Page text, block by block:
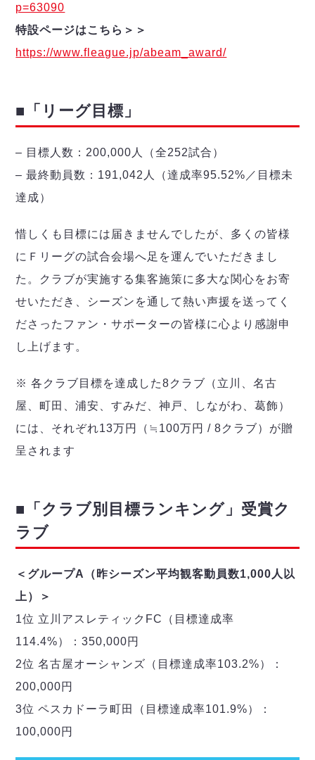
リガーレヴィア葛飾
Y．S．C．C．横浜
ヴィンセドール白山
ポルセイド浜田
ミラクルスマイル新居浜
p=63090
特設ページはこちら＞＞
https://www.fleague.jp/abeam_award/
■「リーグ目標」
– 目標人数：200,000人（全252試合）
– 最終動員数：191,042人（達成率95.52%／目標未
達成）
惜しくも目標には届きませんでしたが、多くの皆様
にＦリーグの試合会場へ足を運んでいただきまし
た。クラブが実施する集客施策に多大な関心をお寄
せいただき、シーズンを通して熱い声援を送ってく
ださったファン・サポーターの皆様に心より感謝申
し上げます。
※ 各クラブ目標を達成した8クラブ（立川、名古
屋、町田、浦安、すみだ、神戸、しながわ、葛飾）
には、それぞれ13万円（≒100万円 / 8クラブ）が贈
呈されます
■「クラブ別目標ランキング」受賞ク
ラブ
＜グループA（昨シーズン平均観客動員数1,000人以
上）＞
1位 立川アスレティックFC（目標達成率
114.4%）：350,000円
2位 名古屋オーシャンズ（目標達成率103.2%）：
200,000円
3位 ペスカドーラ町田（目標達成率101.9%）：
100,000円